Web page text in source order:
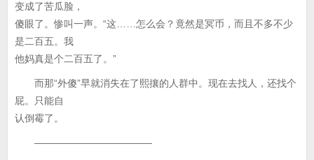
变成了苦瓜脸，
傻眼了。惨叫一声。“这……怎么会？竟然是冥币，而且不多不少
是二百五。我
他妈真是个二百五了。”
而那“外傻”早就消失在了熙攘的人群中。现在去找人，还找个
屁。只能自
认倒霉了。
————————————